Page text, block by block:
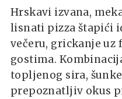
Hrskavi izvana,
lisnati pizza štapići
večeru, grickanje
gostima.
topljenog sira,
prepoznatljiv okus